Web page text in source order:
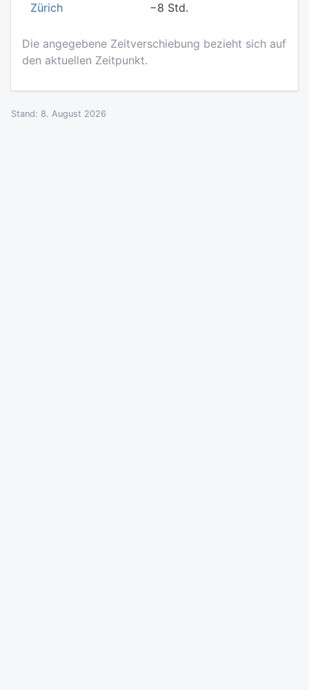
Zürich −8 Std.
Die angegebene Zeitverschiebung bezieht sich auf
den aktuellen Zeitpunkt.
Stand: 8. August 2026